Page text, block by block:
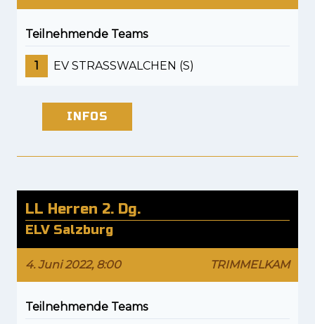
Teilnehmende Teams
1 EV STRASSWALCHEN (S)
INFOS
LL Herren 2. Dg.
ELV Salzburg
4. Juni 2022, 8:00 TRIMMELKAM
Teilnehmende Teams